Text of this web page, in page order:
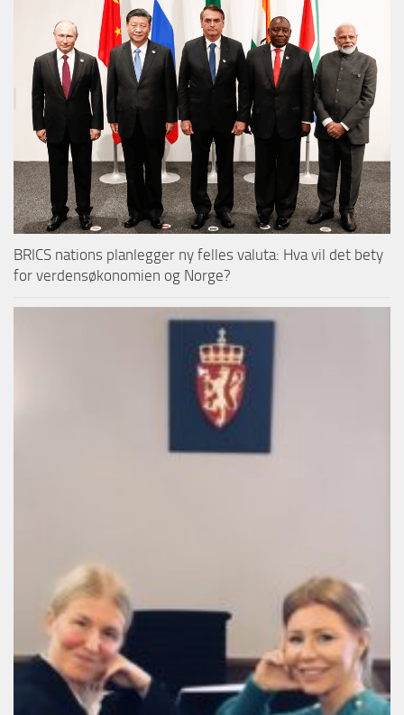
BRICS nations planlegger ny felles valuta: Hva vil det bety
for verdensøkonomien og Norge?